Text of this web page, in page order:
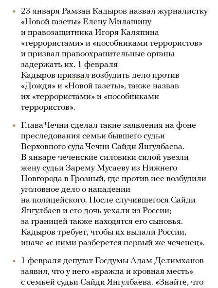
23 января Рамзан Кадыров назвал журналистку
«Новой газеты» Елену Милашину
и правозащитника Игоря Каляпина
«террористами» и «пособниками террористов»
и призвал правоохранительные органы
задержать их. 1 февраля
Кадыров призвал возбудить дело против
«Дождя» и «Новой газеты», также назвав
их «террористами» и «пособниками
террористов».
Глава Чечни сделал такие заявления на фоне
преследования семьи бывшего судьи
Верховного суда Чечни Сайди Янгулбаева.
В январе чеченские силовики силой увезли
жену судьи Зарему Мусаеву из Нижнего
Новгорода в Грозный, где против нее возбудили
уголовное дело о нападении
на полицейского. После случившегося Сайди
Янгулбаев и его дочь уехали из России;
за границей также находятся его сыновья.
Кадыров требует, чтобы их выдали России,
иначе «с ними разберется первый же чеченец».
1 февраля депутат Госдумы Адам Делимханов
заявил, что у него «вражда и кровная месть»
с семьей судьи Сайди Янгулбаева. «Знайте, что